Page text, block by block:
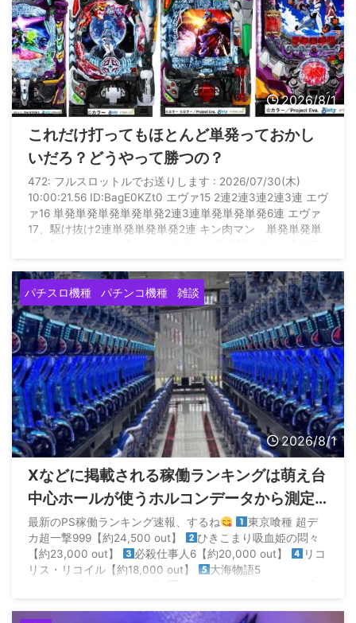
2026/8/1
これだけ打ってもほとんど単発っておかし
いだろ？どうやって勝つの？
472: フルスロットルでお送りします : 2026/07/30(木)
10:00:21.56 ID:BagE0KZt0 エヴァ15 2連2連3連2連3連 エヴ
ァ16 単発単発単発単発単発2連3連単発単発単発6連 エヴァ
17、駆け抜け2連単発単発単発2連 キン肉マン 単発単発単
抜け単発単発3連 暴凶 3連2連駆け抜け駆け抜け なのは
3連 何これ いつになったら勝てるの？ これだけ当たり引い
て万 ...
パチスロ機種 パチンコ機種 雑談
2026/8/1
Xなどに掲載される稼働ランキングは萌え台
中心ホールが使うホルコンデータから測定
されてるから参考にならないらしい
最新のPS稼働ランキング速報、するね
東京喰種 超デ
カ超一撃999【約24,500 out】
ひきこまり吸血姫の悶々
【約23,000 out】
必殺仕事人6【約20,000 out】
リコ
リス・リコイル【約18,000 out】
大海物語5